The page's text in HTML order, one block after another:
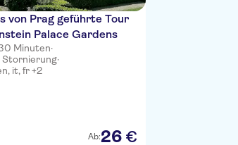
von Prag geführte Tour
Palace Gardens
Minuten·
Stornierung·
it, fr +2
Ab:26 €